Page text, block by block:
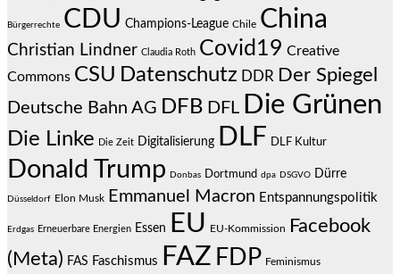
Bürgerrechte CDU Champions-League Chile China
Christian Lindner Claudia Roth Covid19 Creative
Commons CSU Datenschutz DDR Der Spiegel
Deutsche Bahn AG DFB DFL Die Grünen
Die Linke Die Zeit Digitalisierung DLF DLF Kultur
Donald Trump Donbas Dortmund dpa DSGVO Dürre
Düsseldorf Elon Musk Emmanuel Macron Entspannungspolitik
Erdgas Erneuerbare Energien Essen EU EU-Kommission
Facebook
(Meta) FAS Faschismus FAZ FDP Feminismus